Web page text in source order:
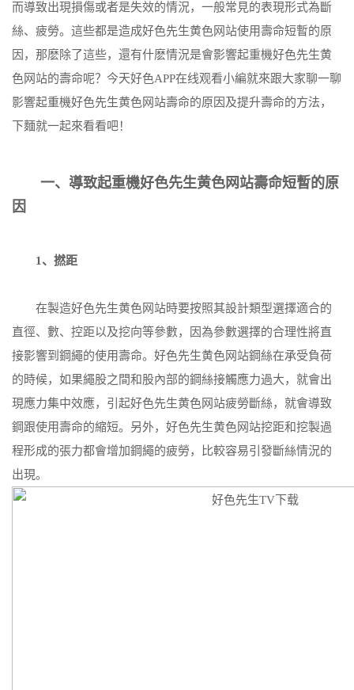
而導致出現損傷或者是失效的情況，一般常見的表現形式為斷
絲、疲勞。這些都是造成好色先生黄色网站使用壽命短暫的原
因，那麽除了這些，還有什麽情況是會影響起重機好色先生黄
色网站的壽命呢？今天好色APP在线观看小編就來跟大家聊一聊
影響起重機好色先生黄色网站壽命的原因及提升壽命的方法，
下麵就一起來看看吧！
一、導致起重機好色先生黄色网站壽命短暫的原
因
1、撚距
在製造好色先生黄色网站時要按照其設計類型選擇適合的
直徑、數、控距以及挖向等參數，因為參數選擇的合理性將直
接影響到鋼繩的使用壽命。好色先生黄色网站鋼絲在承受負荷
的時候，如果繩股之間和股內部的鋼絲接觸應力過大，就會出
現應力集中效應，引起好色先生黄色网站疲勞斷絲，就會導致
鋼跟使用壽命的縮短。另外，好色先生黄色网站挖距和挖製過
程形成的張力都會增加鋼繩的疲勞，比較容易引發斷絲情況的
出現。